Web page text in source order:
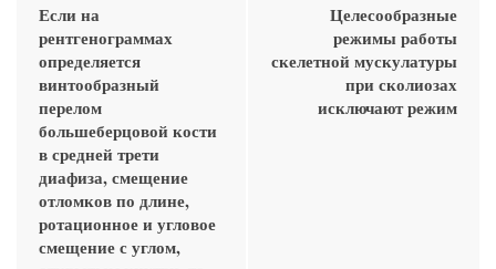
Если на
рентгенограммах
определяется
винтообразный
перелом
большеберцовой кости
в средней трети
диафиза, смещение
отломков по длине,
ротационное и угловое
смещение с углом,
Целесообразные
режимы работы
скелетной мускулатуры
при сколиозах
исключают режим